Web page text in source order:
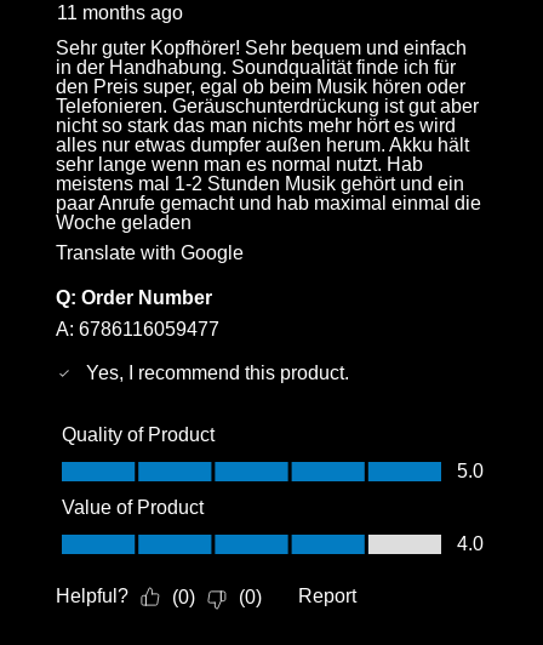
11 months ago
Sehr guter Kopfhörer! Sehr bequem und einfach
in der Handhabung. Soundqualität finde ich für
den Preis super, egal ob beim Musik hören oder
Telefonieren. Geräuschunterdrückung ist gut aber
nicht so stark das man nichts mehr hört es wird
alles nur etwas dumpfer außen herum. Akku hält
sehr lange wenn man es normal nutzt. Hab
meistens mal 1-2 Stunden Musik gehört und ein
paar Anrufe gemacht und hab maximal einmal die
Woche geladen
Translate with Google
Q: Order Number
A: 6786116059477
Yes, I recommend this product.
Quality of Product
Quality of Product, 5.0 out of 5
5.0
Value of Product
Value of Product, 4.0 out of 5
4.0
Helpful? (0) (0) Report